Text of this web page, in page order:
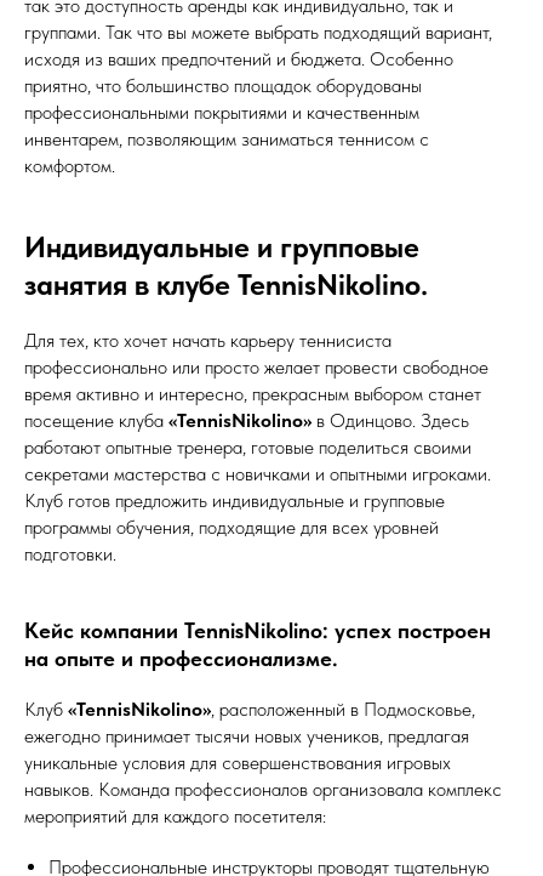
так это доступность аренды как индивидуально, так и
группами. Так что вы можете выбрать подходящий вариант,
исходя из ваших предпочтений и бюджета. Особенно
приятно, что большинство площадок оборудованы
профессиональными покрытиями и качественным
инвентарем, позволяющим заниматься теннисом с
комфортом.
Индивидуальные и групповые
занятия в клубе TennisNikolino.
Для тех, кто хочет начать карьеру теннисиста
профессионально или просто желает провести свободное
время активно и интересно, прекрасным выбором станет
посещение клуба «TennisNikolino» в Одинцово. Здесь
работают опытные тренера, готовые поделиться своими
секретами мастерства с новичками и опытными игроками.
Клуб готов предложить индивидуальные и групповые
программы обучения, подходящие для всех уровней
подготовки.
Кейс компании TennisNikolino: успех построен
на опыте и профессионализме.
Клуб «TennisNikolino», расположенный в Подмосковье,
ежегодно принимает тысячи новых учеников, предлагая
уникальные условия для совершенствования игровых
навыков. Команда профессионалов организовала комплекс
мероприятий для каждого посетителя:
Профессиональные инструкторы проводят тщательную